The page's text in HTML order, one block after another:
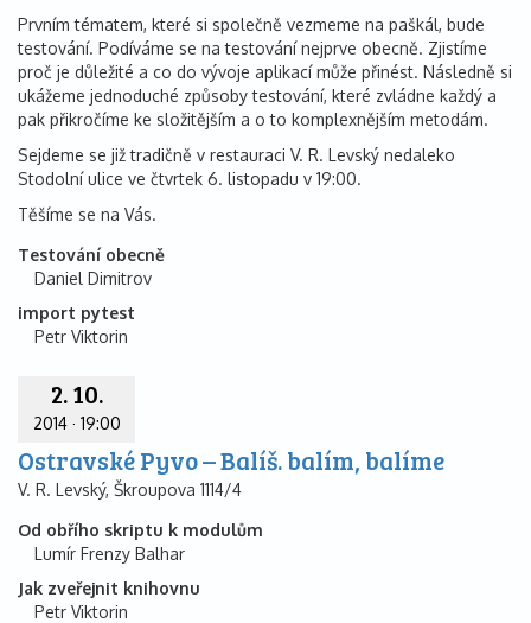
Prvním tématem, které si společně vezmeme na paškál, bude
testování. Podíváme se na testování nejprve obecně. Zjistíme
proč je důležité a co do vývoje aplikací může přinést. Následně si
ukážeme jednoduché způsoby testování, které zvládne každý a
pak přikročíme ke složitějším a o to komplexnějším metodám.
Sejdeme se již tradičně v restauraci V. R. Levský nedaleko
Stodolní ulice ve čtvrtek 6. listopadu v 19:00.
Těšíme se na Vás.
Testování obecně
Daniel Dimitrov
import pytest
Petr Viktorin
2. 10.
2014· 19:00
Ostravské Pyvo – Balíš. balím, balíme
V. R. Levský, Škroupova 1114/4
Od obřího skriptu k modulům
Lumír Frenzy Balhar
Jak zveřejnit knihovnu
Petr Viktorin